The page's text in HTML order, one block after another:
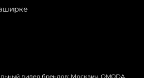
дилер брендов: Москвич, OMODA,